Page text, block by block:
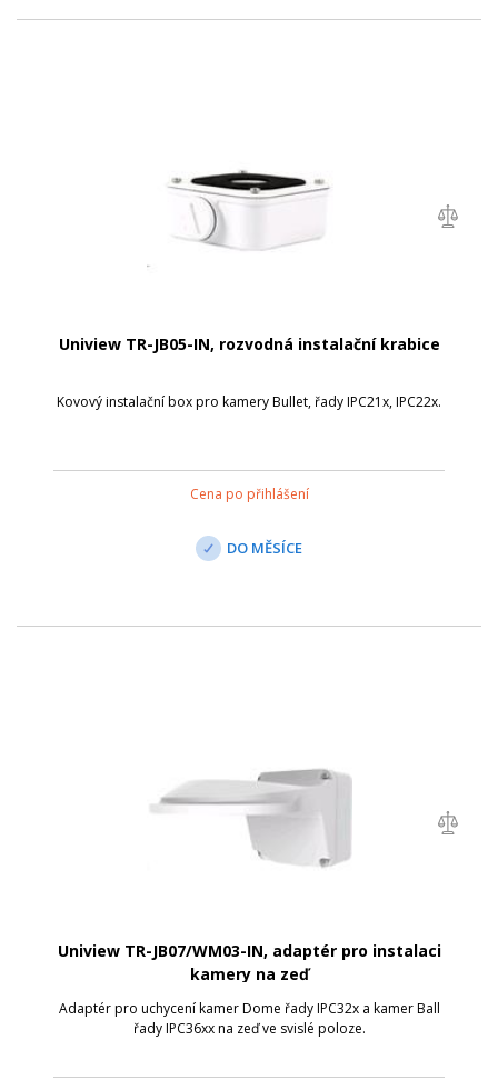
Uniview TR-JB05-IN, rozvodná instalační krabice
Kovový instalační box pro kamery Bullet, řady IPC21x, IPC22x.
Cena po přihlášení
DO MĚSÍCE
Uniview TR-JB07/WM03-IN, adaptér pro instalaci
kamery na zeď
Adaptér pro uchycení kamer Dome řady IPC32x a kamer Ball
řady IPC36xx na zeď ve svislé poloze.